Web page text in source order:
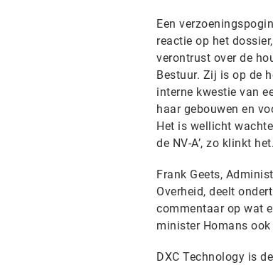
Een
reactie op het
verontrust over de
Bestuur. Zij is op de
interne kwestie van
haar gebouwen en
Het is wellicht
de NV-A’, zo klinkt het.
Frank Geets,
Overheid, deelt
commentaar op wat
minister Homans
DXC Technology is